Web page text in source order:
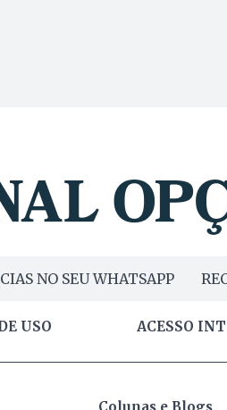
NO SEU WHATSAPP
USO ACESSO